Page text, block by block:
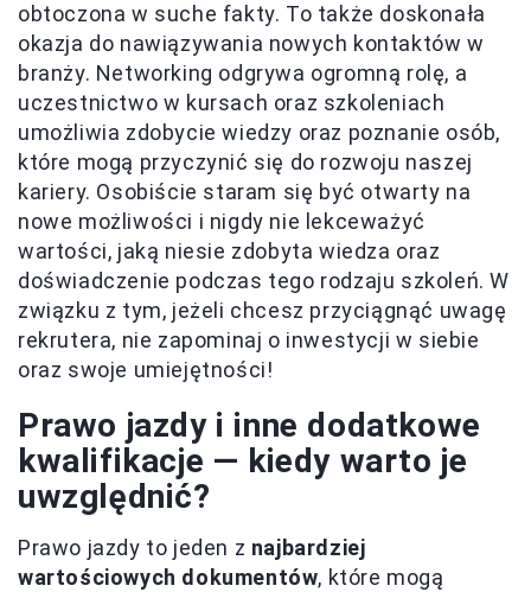
obtoczona w suche fakty. To także doskonała
okazja do nawiązywania nowych kontaktów w
branży. Networking odgrywa ogromną rolę, a
uczestnictwo w kursach oraz szkoleniach
umożliwia zdobycie wiedzy oraz poznanie osób,
które mogą przyczynić się do rozwoju naszej
kariery. Osobiście staram się być otwarty na
nowe możliwości i nigdy nie lekceważyć
wartości, jaką niesie zdobyta wiedza oraz
doświadczenie podczas tego rodzaju szkoleń. W
związku z tym, jeżeli chcesz przyciągnąć uwagę
rekrutera, nie zapominaj o inwestycji w siebie
oraz swoje umiejętności!
Prawo jazdy i inne dodatkowe
kwalifikacje — kiedy warto je
uwzględnić?
Prawo jazdy to jeden z najbardziej
wartościowych dokumentów, które mogą